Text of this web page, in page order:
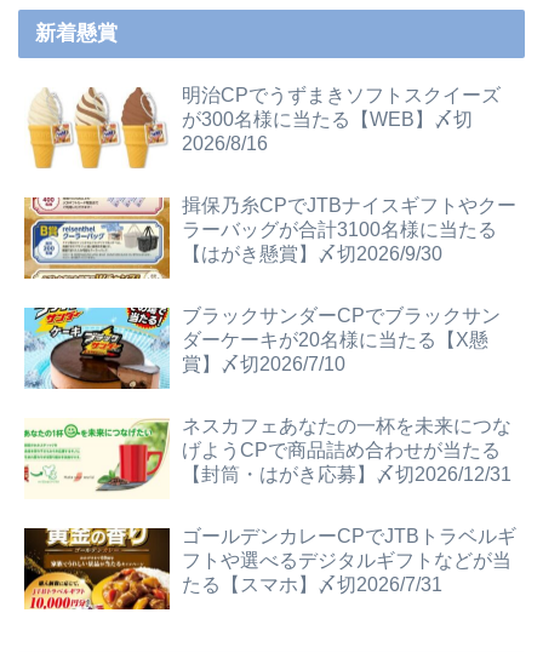
新着懸賞
明治CPでうずまきソフトスクイーズ
が300名様に当たる【WEB】〆切
2026/8/16
揖保乃糸CPでJTBナイスギフトやクー
ラーバッグが合計3100名様に当たる
【はがき懸賞】〆切2026/9/30
ブラックサンダーCPでブラックサン
ダーケーキが20名様に当たる【X懸
賞】〆切2026/7/10
ネスカフェあなたの一杯を未来につな
げようCPで商品詰め合わせが当たる
【封筒・はがき応募】〆切2026/12/31
ゴールデンカレーCPでJTBトラベルギ
フトや選べるデジタルギフトなどが当
たる【スマホ】〆切2026/7/31